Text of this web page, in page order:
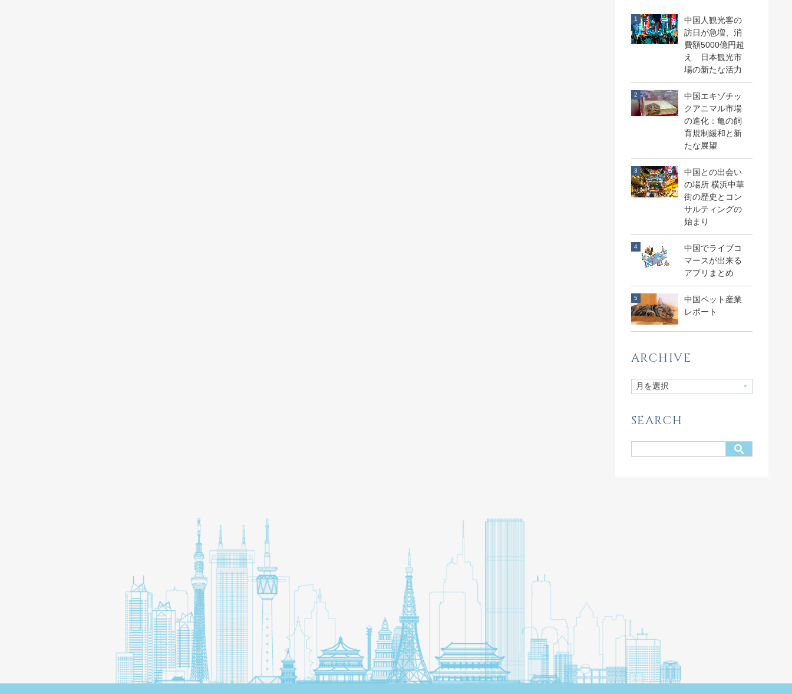
中国人観光客の
訪日が急増、消
費額5000億円超
え 日本観光市
場の新たな活力
中国エキゾチッ
クアニマル市場
の進化：亀の飼
育規制緩和と新
たな展望
中国との出会い
の場所 横浜中華
街の歴史とコン
サルティングの
始まり
中国でライブコ
マースが出来る
アプリまとめ
中国ペット産業
レポート
ARCHIVE
SEARCH